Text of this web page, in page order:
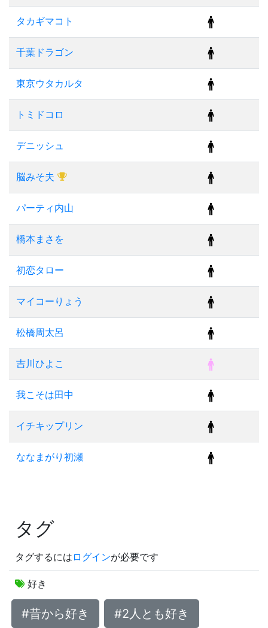
タカギマコト
千葉ドラゴン
東京ウタカルタ
トミドコロ
デニッシュ
脳みそ夫
パーティ内山
橋本まさを
初恋タロー
マイコーりょう
松橋周太呂
吉川ひよこ
我こそは田中
イチキップリン
ななまがり初瀬
タグ
タグするには ログインが必要です
好き
#昔から好き #2人とも好き